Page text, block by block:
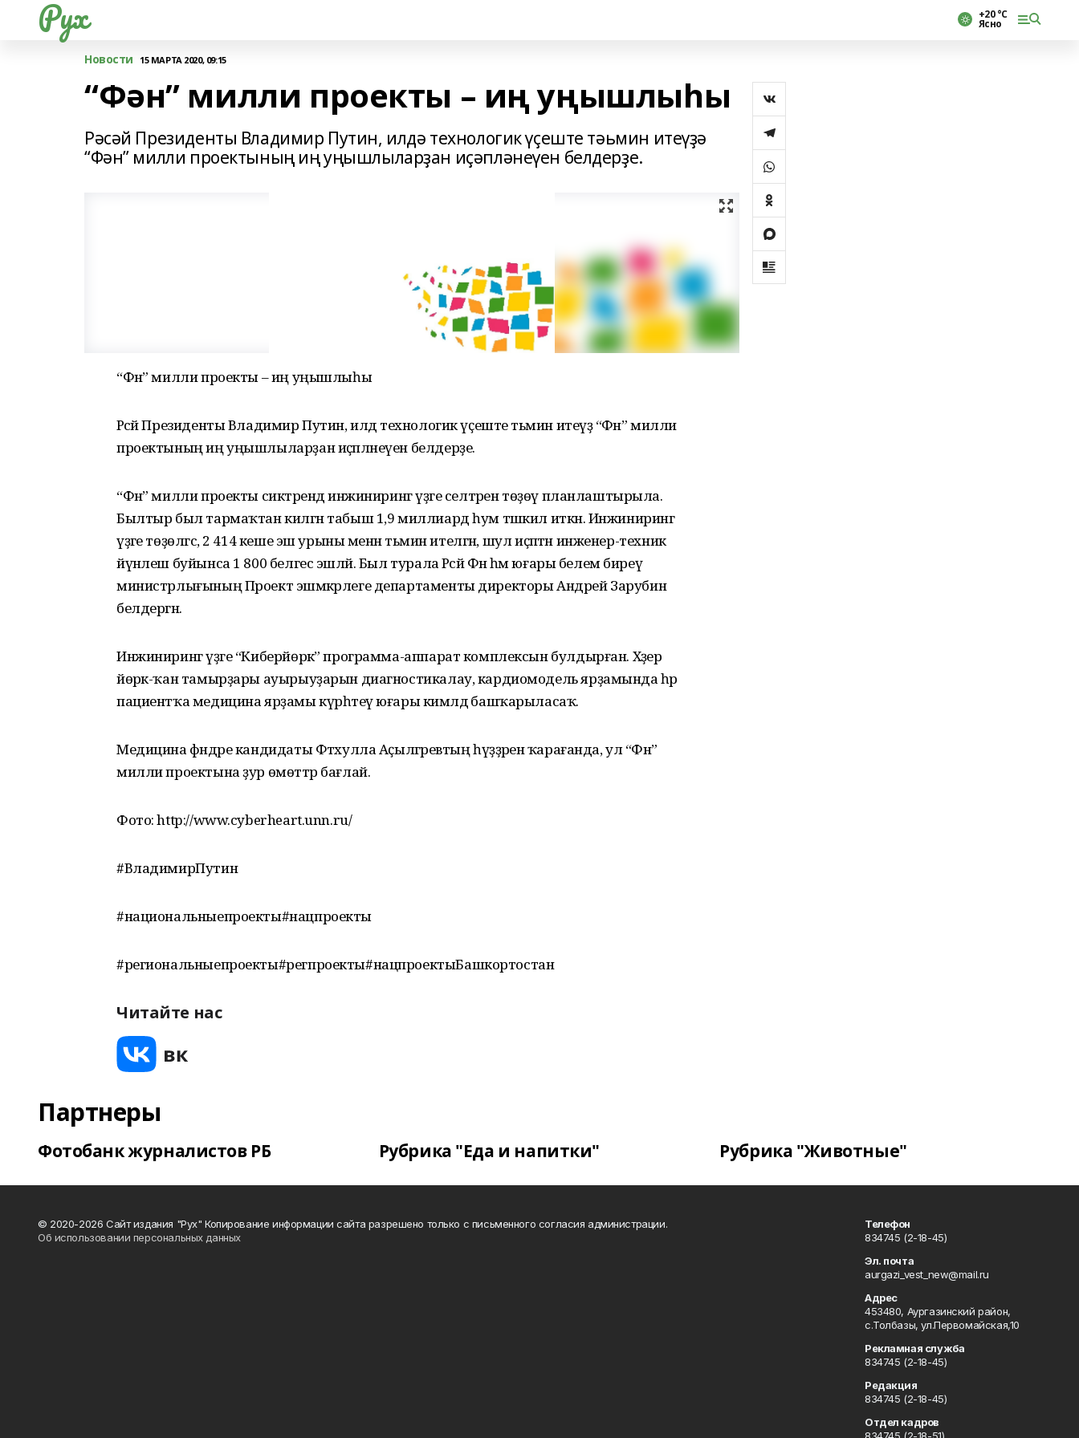
Рух +20 °С
Ясно
Новости 15 МАРТА 2020, 09:15
“Фән” милли проекты – иң уңышлыһы
Рәсәй Президенты Владимир Путин, илдә технологик үҫеште тәьмин итеүҙә
“Фән” милли проектының иң уңышлыларҙан иҫәпләнеүен белдерҙе.
“Фән” милли проекты – иң уңышлыһы
Рәсәй Президенты Владимир Путин, илдә технологик үҫеште тәьмин итеүҙә “Фән” милли
проектының иң уңышлыларҙан иҫәпләнеүен белдерҙе.
“Фән” милли проекты сиктәрендә инжиниринг үҙәге селтәрен төҙөү планлаштырыла.
Былтыр был тармаҡтан килгән табыш 1,9 миллиард һум тәшкил иткән. Инжиниринг
үҙәге төҙөлгәс, 2 414 кеше эш урыны менән тәьмин ителгән, шул иҫәптән инженер-техник
йүнәлеш буйынса 1 800 белгес эшләй. Был турала Рәсәй Фән һәм юғары белем биреү
министрлығының Проект эшмәкәрлеге департаменты директоры Андрей Зарубин
белдергән.
Инжиниринг үҙәге “Киберйөрәк” программа-аппарат комплексын булдырған. Хәҙер
йөрәк-ҡан тамырҙары ауырыуҙарын диагностикалау, кардиомодель ярҙамында һәр
пациентҡа медицина ярҙамы күрһәтеү юғары кимәлдә башҡарыласаҡ.
Медицина фәндәре кандидаты Фәтхулла Аҫылгәрәевтың һүҙҙәренә ҡарағанда, ул “Фән”
милли проектына ҙур өмөттәр бағлай.
Фото: http://www.cyberheart.unn.ru/
#ВладимирПутин
#национальныепроекты#нацпроекты
#региональныепроекты#регпроекты#нацпроектыБашкортостан
Читайте нас
Партнеры
Фотобанк журналистов РБ Рубрика "Еда и напитки" Рубрика "Животные"
© 2020-2026 Сайт издания "Рух" Копирование информации сайта разрешено только с письменного согласия администрации.
Об использовании персональных данных
Телефон
834745 (2-18-45)
Эл. почта
aurgazi_vest_new@mail.ru
Адрес
453480, Аургазинский район,
с.Толбазы, ул.Первомайская,10
Рекламная служба
834745 (2-18-45)
Редакция
834745 (2-18-45)
Отдел кадров